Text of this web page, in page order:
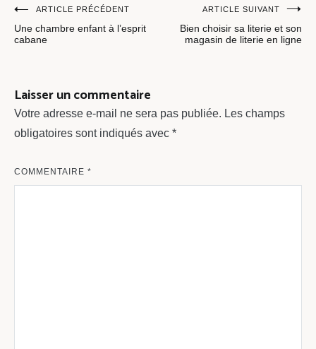
Navigation
de
ARTICLE PRÉCÉDENT
Une chambre enfant à l’esprit
cabane
ARTICLE SUIVANT
Bien choisir sa literie et son
magasin de literie en ligne
Laisser un commentaire
Votre adresse e-mail ne sera pas publiée. Les champs
obligatoires sont indiqués avec *
COMMENTAIRE *